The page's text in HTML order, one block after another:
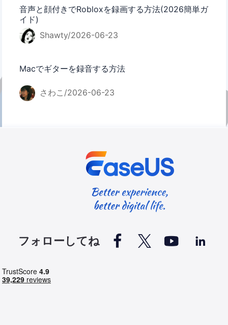
音声と顔付きでRobloxを録画する方法(2026簡単ガ
イド)
Shawty/2026-06-23
Macでギターを録音する方法
さわこ/2026-06-23
フォローしてね    